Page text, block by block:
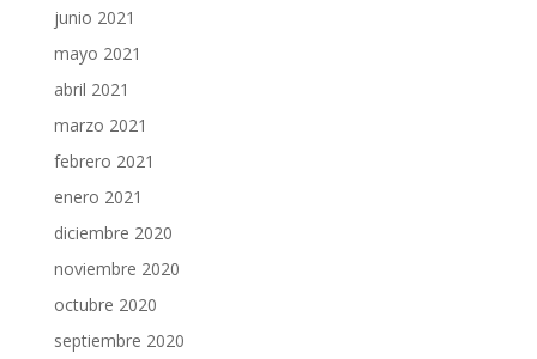
junio 2021
mayo 2021
abril 2021
marzo 2021
febrero 2021
enero 2021
diciembre 2020
noviembre 2020
octubre 2020
septiembre 2020